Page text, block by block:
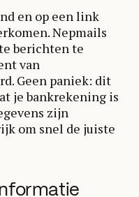
en op een link
Nepmails
berichten te
van
Geen paniek: dit
je bankrekening is
zijn
om snel de juiste